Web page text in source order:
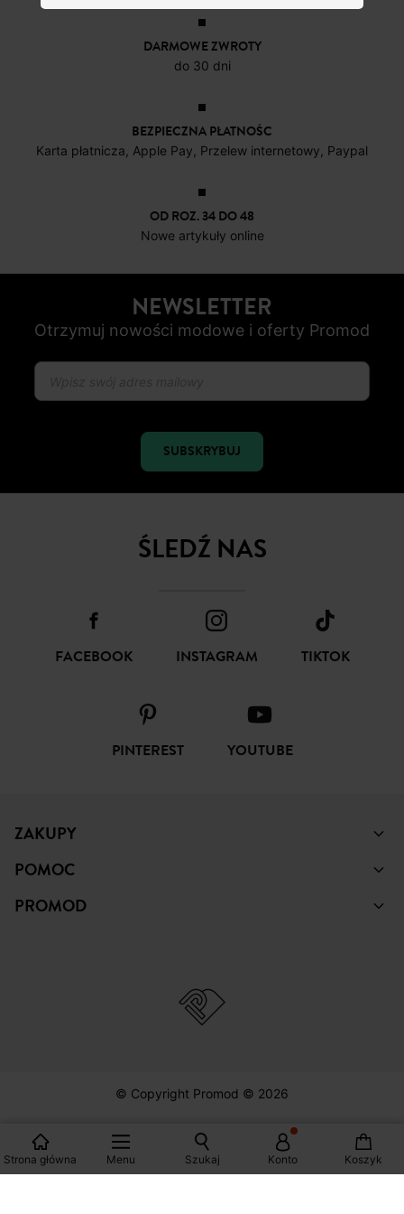
Strona główna Menu Szukaj Konto Koszyk
DOSTAWA DO PACZKOMATÓW
4 do 6 dni roboczych
DARMOWE ZWROTY
do 30 dni
BEZPIECZNA PŁATNOŚC
Karta płatnicza, Apple Pay, Przelew internetowy, Paypal
OD ROZ. 34 DO 48
NEWSLETTER
ŚLEDŹ NAS
INSTAGRAM
© Copyright Promod © 2026